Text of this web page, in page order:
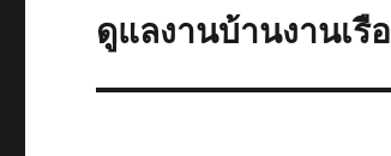
เรื่อง
ต่อ
ไป:
ดูแลงานบ้านงานเ